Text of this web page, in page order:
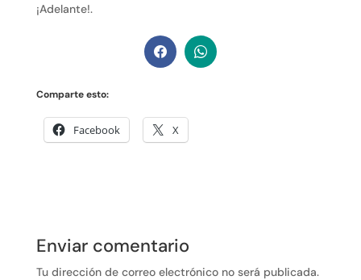
¡Adelante!.
Comparte esto:
Facebook X
Enviar comentario
Tu dirección de correo electrónico no será publicada.